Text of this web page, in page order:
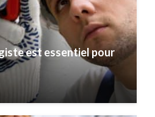
est essentiel pour